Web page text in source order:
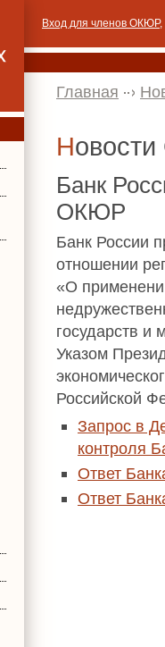
Вход для членов ОКЮР,
Главная
Банк
ОКЮР
Банк России
отношении
«О
государств и
Указом
Российской
Запрос в
контроля
Ответ
Ответ